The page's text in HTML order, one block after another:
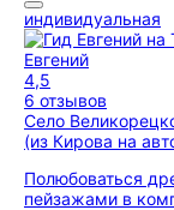
индивидуальная
Евгений
4,5
6 отзывов
Село
(из Кирова на
Полюбоваться
пейзажами в